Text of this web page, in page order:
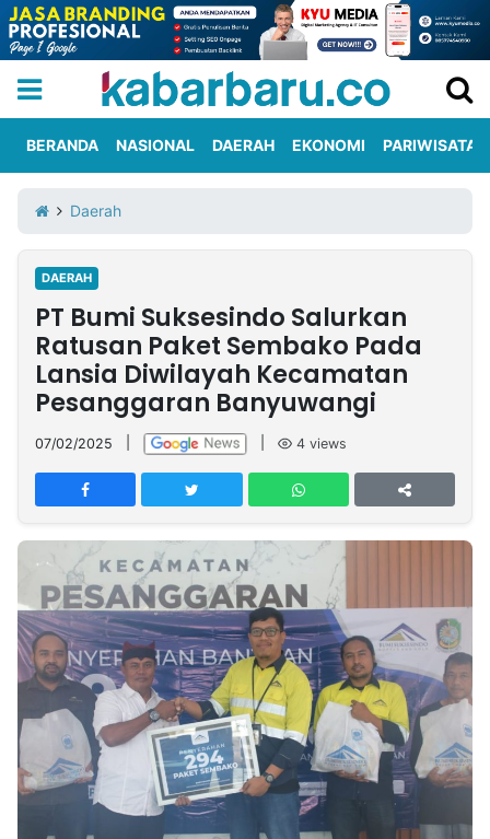
Iklan
Berita
Kami
Nasional
International
Olahraga
Entertainment
Daerah
Pariwisata
Kuliner
Kolom
Network
PT
TREETAN
MULTIMEDIA
INDONESIA
Partner
Insight
NTB
Suara
Time
Lens
IDN
Daily
Jogja
Jalan
Rakyat
Idealita
News
Kita
Notice
Dinamikapost.com
Radar
Baru
Seedbacklink
Follow
Kabarbaru
BERANDA NASIONAL DAERAH EKONOMI PARIWISATA
Daerah
DAERAH
PT Bumi Suksesindo Salurkan
Ratusan Paket Sembako Pada
Lansia Diwilayah Kecamatan
Pesanggaran Banyuwangi
07/02/2025 4 views